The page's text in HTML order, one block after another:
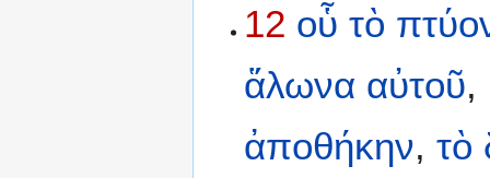
12 οὗ τὸ
ἅλωνα αὐτοῦ,
ἀποθήκην,τὸ